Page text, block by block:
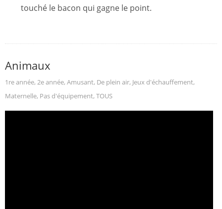
touché le bacon qui gagne le point.
Animaux
1re année, 2e année, Amusant, De plein air, Jeux d'échauffement,
Maternelle, Pas d'équipement, TOUS